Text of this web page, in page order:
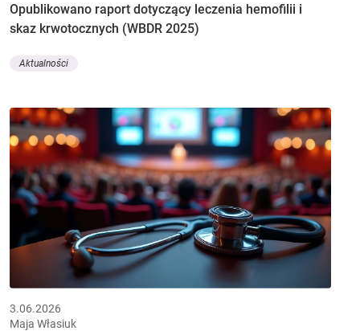
Opublikowano raport dotyczący leczenia hemofilii i
skaz krwotocznych (WBDR 2025)
Aktualności
3.06.2026
Maja Własiuk